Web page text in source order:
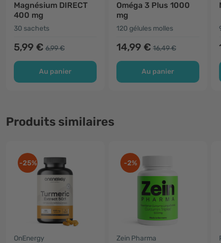
Magnésium DIRECT
400 mg
30 sachets
5,99 € 6,99 €
Au panier
Oméga 3 Plus 1000
mg
120 gélules molles
14,99 € 16,49 €
Au panier
Produits similaires
-25%
OnEnergy
-2%
Zein Pharma